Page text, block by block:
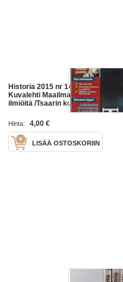
Historia 2015 nr 14 Tieteen
Kuvalehti Maailmanhistorian
ilmiöitä /Tsaarin kuolemanpartio
Hinta: 4,00 €
LISÄÄ OSTOSKORIIN